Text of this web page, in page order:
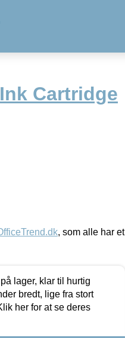
Cartridge
, som alle har et
lager, klar til hurtig
bredt, lige fra stort
her for at se deres